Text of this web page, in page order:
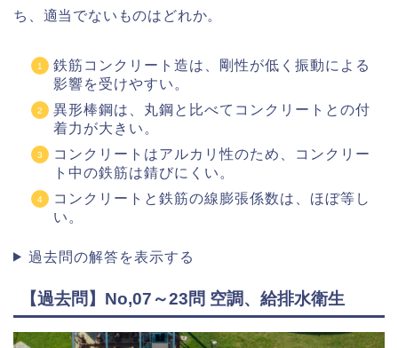
ち、適当でないものはどれか。
鉄筋コンクリート造は、剛性が低く振動による
影響を受けやすい。
異形棒鋼は、丸鋼と比べてコンクリートとの付
着力が大きい。
コンクリートはアルカリ性のため、コンクリー
ト中の鉄筋は錆びにくい。
コンクリートと鉄筋の線膨張係数は、ほぼ等し
い。
過去問の解答を表示する
【過去問】No,07～23問 空調、給排水衛生